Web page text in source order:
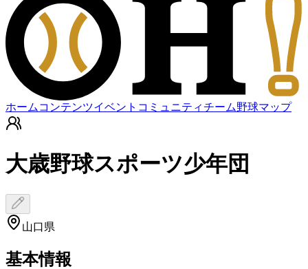
ホーム コンテンツイベント コミュニティチーム野球マップ
大歳野球スポーツ少年団
山口県
基本情報